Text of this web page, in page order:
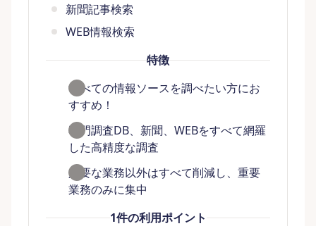
新聞記事検索
WEB情報検索
特徴
すべての情報ソースを調べたい方にお
すすめ！
専門調査DB、新聞、WEBをすべて網羅
した高精度な調査
必要な業務以外はすべて削減し、重要
業務のみに集中
1件の利用ポイント